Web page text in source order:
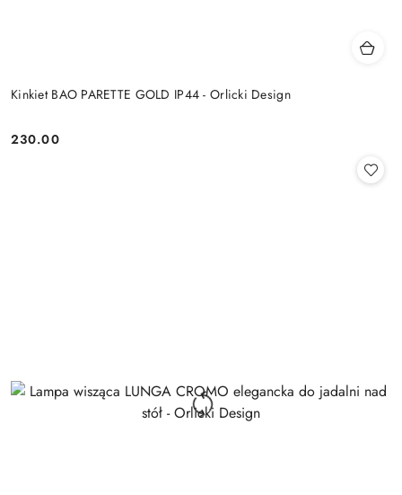
Kinkiet BAO PARETTE GOLD IP44 - Orlicki Design
Cena:
230.00